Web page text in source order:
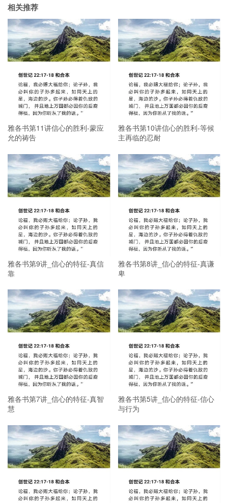
相关推荐
雅各书第11讲信心的胜利-蒙应
允的祷告
雅各书第10讲信心的胜利-等候
主再临的忍耐
雅各书第9讲_信心的特征-真信
靠
雅各书第8讲_信心的特征-真谦
卑
雅各书第7讲_信心的特征-真智
慧
雅各书第5讲_信心的特征-信心
与行为